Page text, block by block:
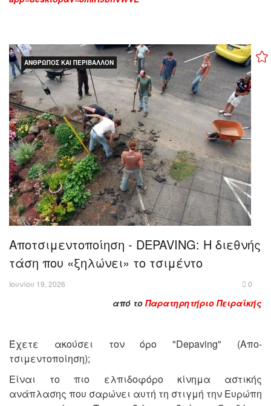
ΆΝΘΡΩΠΟΣ ΚΑΙ ΠΕΡΙΒΆΛΛΟΝ
Αποτσιμεντοποίηση - DEPAVING: Η διεθνής
τάση που «ξηλώνει» το τσιμέντο
Ιουνίου 19, 2026 0
από το Παρατηρητήριο Πειραϊκής
Έχετε ακούσει τον όρο "Depaving" (Απο-
τσιμεντοποίηση);
Είναι το πιο ελπιδοφόρο κίνημα αστικής
ανάπλασης που σαρώνει αυτή τη στιγμή την Ευρώπη